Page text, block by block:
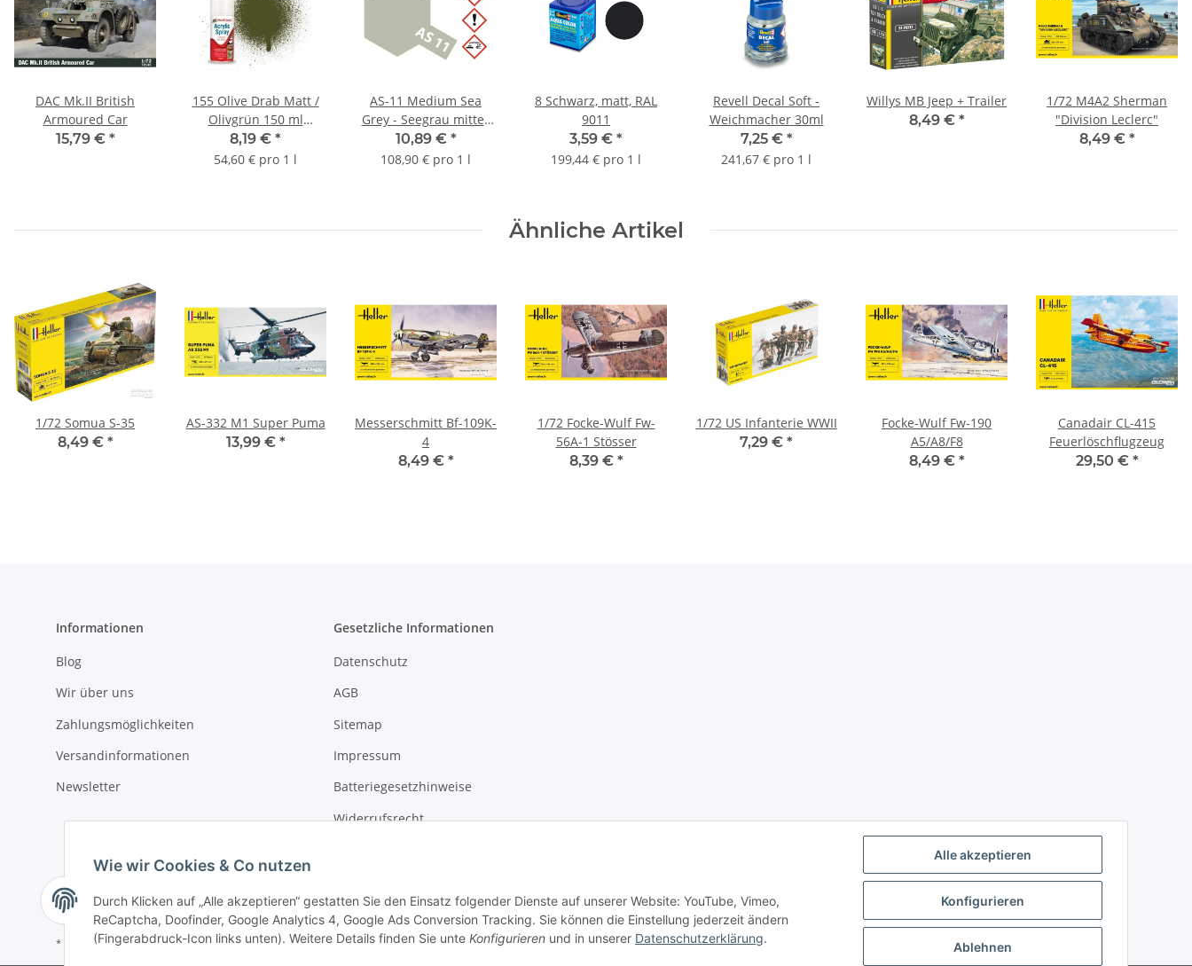
DAC Mk.II British
Armoured Car
15,79 € *
155 Olive Drab Matt /
Olivgrün 150 ml
Sprühdose
8,19 € *
54,60 € pro 1 l
AS-11 Medium Sea
Grey - Seegrau mittel,
matt (RAF)
10,89 € *
108,90 € pro 1 l
8 Schwarz, matt, RAL
9011
3,59 € *
199,44 € pro 1 l
Revell Decal Soft -
Weichmacher 30ml
7,25 € *
241,67 € pro 1 l
Willys MB Jeep + Trailer
8,49 € *
1/72 M4A2 Sherman
"Division Leclerc"
8,49 € *
Ähnliche Artikel
1/72 Somua S-35
8,49 € *
AS-332 M1 Super Puma
13,99 € *
Messerschmitt Bf-109K-
4
8,49 € *
1/72 Focke-Wulf Fw-
56A-1 Stösser
8,39 € *
1/72 US Infanterie WWII
7,29 € *
Focke-Wulf Fw-190
A5/A8/F8
8,49 € *
Canadair CL-415
Feuerlöschflugzeug
29,50 € *
Informationen
Blog
Wir über uns
Zahlungsmöglichkeiten
Versandinformationen
Newsletter
Gesetzliche Informationen
Datenschutz
AGB
Sitemap
Impressum
Batteriegesetzhinweise
Widerrufsrecht
* Alle Preise inkl. gesetzlicher USt., zzgl.Versand
Wie wir Cookies & Co nutzen
Durch Klicken auf „Alle akzeptieren“ gestatten Sie den Einsatz folgender Dienste auf unserer Website: YouTube, Vimeo,
ReCaptcha, Doofinder, Google Analytics 4, Google Ads Conversion Tracking. Sie können die Einstellung jederzeit ändern
(Fingerabdruck-Icon links unten). Weitere Details finden Sie unte Konfigurieren und in unserer Datenschutzerklärung.
Alle akzeptieren
Konfigurieren
Ablehnen